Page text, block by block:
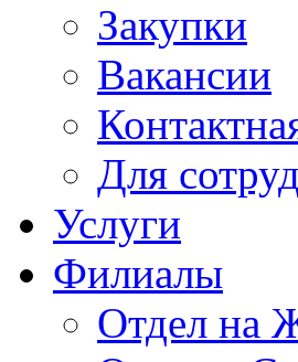
Закупки
Вакансии
Для
Услуги
Филиалы
Отдел на